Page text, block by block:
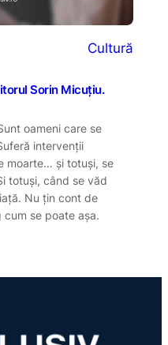
Cultură
Sorin Micuțiu.
oameni care se
intervenții
moarte… și totuși, se
totuși, când se văd
Nu țin cont de
se poate așa.